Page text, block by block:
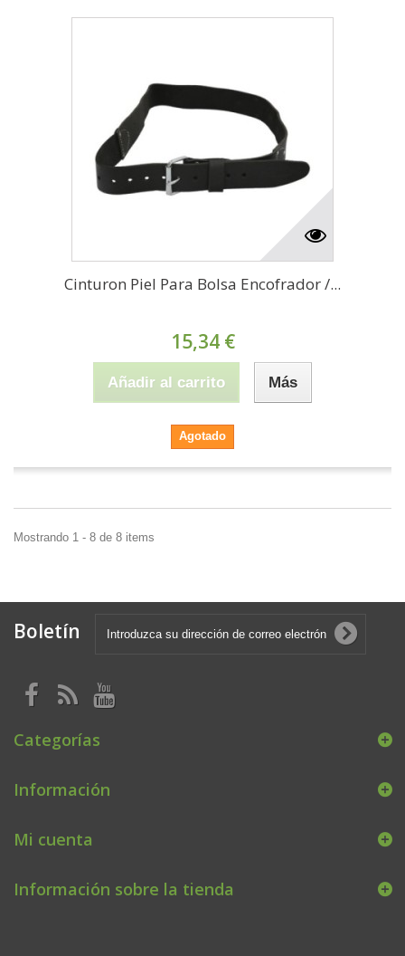
Cinturon Piel Para Bolsa Encofrador /...
15,34 €
Añadir al carrito Más
Agotado
Mostrando 1 - 8 de 8 items
Boletín
Categorías
Información
Mi cuenta
Información sobre la tienda